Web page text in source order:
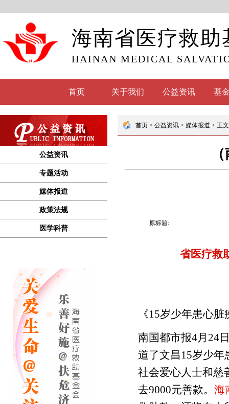
海南省医疗救助
HAINAN MEDICAL
首页 关于我们 公益资讯 基
公益资讯
专题活动
媒体报道
政策法规
医学科普